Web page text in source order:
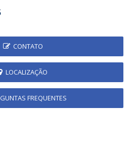
CONTATO
LOCALIZAÇÃO
FREQUENTES